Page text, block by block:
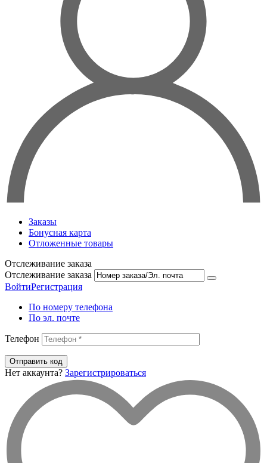
Заказы
Бонусная карта
Отложенные товары
Отслеживание заказа
Отслеживание заказа
ВойтиРегистрация
По номеру телефона
По эл. почте
Телефон
Отправить код
Нет аккаунта? Зарегистрироваться